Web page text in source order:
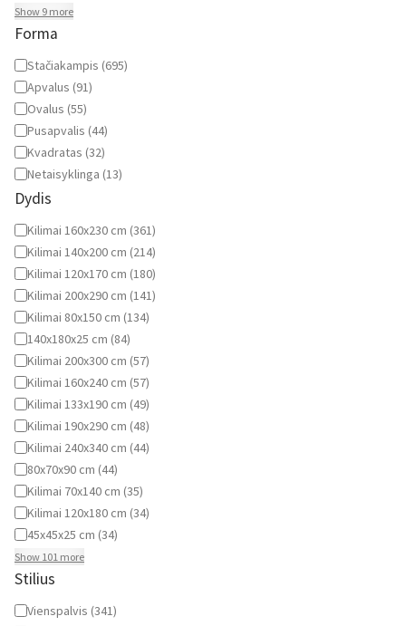
Show 9 more
Forma
Forma
Stačiakampis (695)
Apvalus (91)
Ovalus (55)
Pusapvalis (44)
Kvadratas (32)
Netaisyklinga (13)
Dydis
Dydis
Kilimai 160x230 cm (361)
Kilimai 140x200 cm (214)
Kilimai 120x170 cm (180)
Kilimai 200x290 cm (141)
Kilimai 80x150 cm (134)
140x180x25 cm (84)
Kilimai 200x300 cm (57)
Kilimai 160x240 cm (57)
Kilimai 133x190 cm (49)
Kilimai 190x290 cm (48)
Kilimai 240x340 cm (44)
80x70x90 cm (44)
Kilimai 70x140 cm (35)
Kilimai 120x180 cm (34)
45x45x25 cm (34)
Show 101 more
Stilius
Stilius
Vienspalvis (341)